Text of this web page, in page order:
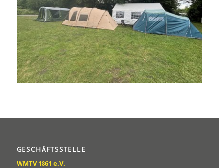
GESCHÄFTSSTELLE
WMTV 1861 e.V.